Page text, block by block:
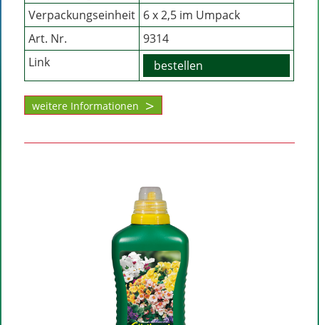
Verpackungseinheit 6 x 2,5 im Umpack
Art. Nr.
9314
Link
bestellen
weitere Informationen